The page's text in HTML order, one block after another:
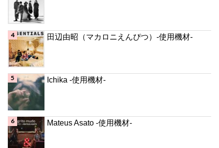
田辺由昭（マカロニえんぴつ）-使用機材-
Ichika -使用機材-
Mateus Asato -使用機材-